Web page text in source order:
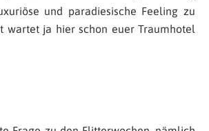
und paradiesische Feeling zu
wartet ja hier schon euer Traumhotel